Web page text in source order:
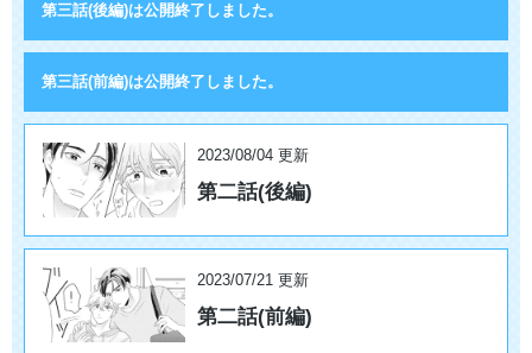
第三話(後編)は公開終了しました。
第三話(前編)は公開終了しました。
2023/08/04 更新
第二話(後編)
2023/07/21 更新
第二話(前編)